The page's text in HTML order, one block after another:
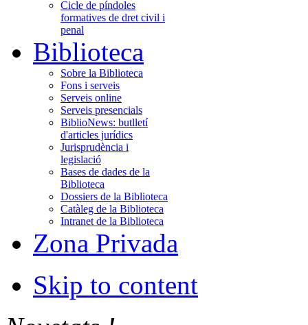
Cicle de píndoles
formatives de dret civil i
penal
Biblioteca
Sobre la Biblioteca
Fons i serveis
Serveis online
Serveis presencials
BiblioNews: butlletí
d'articles jurídics
Jurisprudència i
legislació
Bases de dades de la
Biblioteca
Dossiers de la Biblioteca
Catàleg de la Biblioteca
Intranet de la Biblioteca
Zona Privada
Skip to content